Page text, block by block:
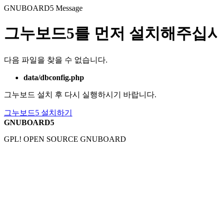
GNUBOARD5 Message
그누보드5를 먼저 설치해주십
다음 파일을 찾을 수 없습니다.
data/dbconfig.php
그누보드 설치 후 다시 실행하시기 바랍니다.
그누보드5 설치하기
GNUBOARD5
GPL! OPEN SOURCE GNUBOARD